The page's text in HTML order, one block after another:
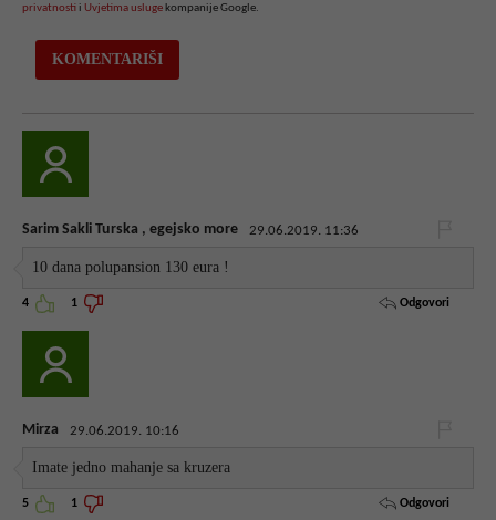
privatnosti i Uvjetima usluge kompanije Google.
Sarim Sakli Turska , egejsko more 29.06.2019. 11:36
10 dana polupansion 130 eura !
4 1 Odgovori
Mirza 29.06.2019. 10:16
Imate jedno mahanje sa kruzera
5 1 Odgovori